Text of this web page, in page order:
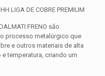
LIGA DE COBRE PREMIUM
FRENO são
processo metalúrgico que
e outros materiais de alta
temperatura, criando um